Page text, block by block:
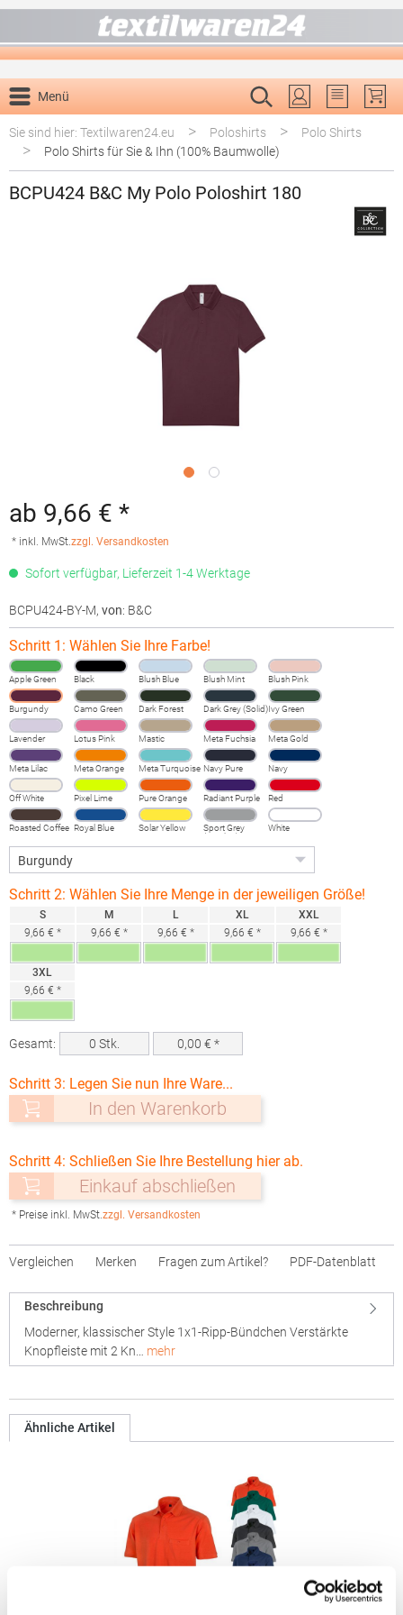
Menü
Du hast 0
Sie sind hier: Textilwaren24.eu
> Poloshirts > Polo Shirts
> Polo Shirts für Sie & Ihn (100% Baumwolle)
BCPU424 B&C My Polo Poloshirt 180
ab 9,66 € *
* inkl. MwSt.zzgl. Versandkosten
Sofort verfügbar, Lieferzeit 1-4 Werktage
BCPU424-BY-M, von: B&C
Schritt 1: Wählen Sie Ihre Farbe!
Apple Green Black Blush Blue Blush Mint Blush Pink
Burgundy Camo Green Dark Forest Dark Grey (Solid)Ivy Green
Lavender Lotus Pink Mastic Meta Fuchsia Meta Gold
Meta Lilac Meta Orange Meta Turquoise Navy Pure Navy
Off White Pixel Lime Pure Orange Radiant Purple Red
Roasted Coffee Royal Blue Solar Yellow
Sport Grey
(Heather)
White
Schritt 2: Wählen Sie Ihre Menge in der jeweiligen Größe!
S
9,66 € *
M
9,66 € *
L
9,66 € *
XL
9,66 € *
XXL
9,66 € *
3XL
9,66 € *
Gesamt: 0 Stk. 0,00 € *
Schritt 3: Legen Sie nun Ihre Ware...
In den Warenkorb
Schritt 4: Schließen Sie Ihre Bestellung hier ab.
Einkauf abschließen
* Preise inkl. MwSt.zzgl. Versandkosten
Vergleichen Merken Fragen zum Artikel? PDF-Datenblatt
Beschreibung
Moderner, klassischer Style 1x1-Ripp-Bündchen Verstärkte
Knopfleiste mit 2 Kn… mehr
Ähnliche Artikel